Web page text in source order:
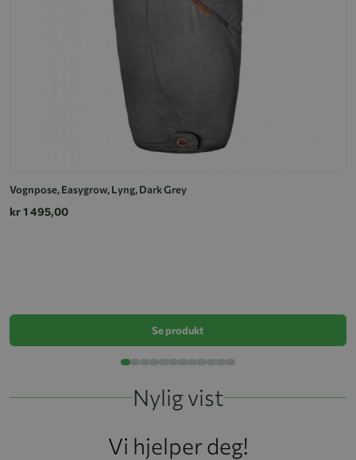
Vognpose, Easygrow, Lyng, Dark Grey
kr 1 495,00
Se produkt
Nylig vist
Vi hjelper deg!